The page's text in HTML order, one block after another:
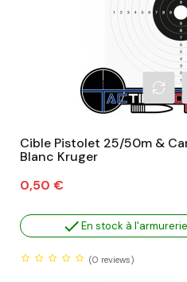
Cible Pistolet 25/50m &
Blanc Kruger
Prix
0,50 €
En stock à
(0 reviews)